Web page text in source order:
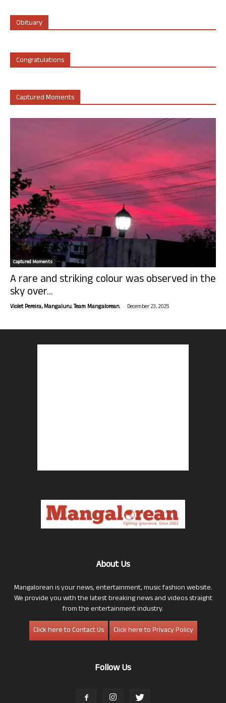
Obituary
Congratulations
Captured Moments
Captured Moments
A rare and striking colour was observed in the
sky over...
Violet Pereira, Mangaluru. Team Mangalorean. - December 23, 2025
About Us
Mangalorean is your news, entertainment, music fashion website.
We provide you with the latest breaking news and videos straight
from the entertainment industry.
Click here to Contact Us
Click here to Privacy Policy
Follow Us